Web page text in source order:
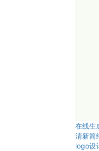
在线生
清新简
logo设